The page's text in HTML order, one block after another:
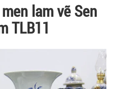
lam vẽ Sen
TLB11